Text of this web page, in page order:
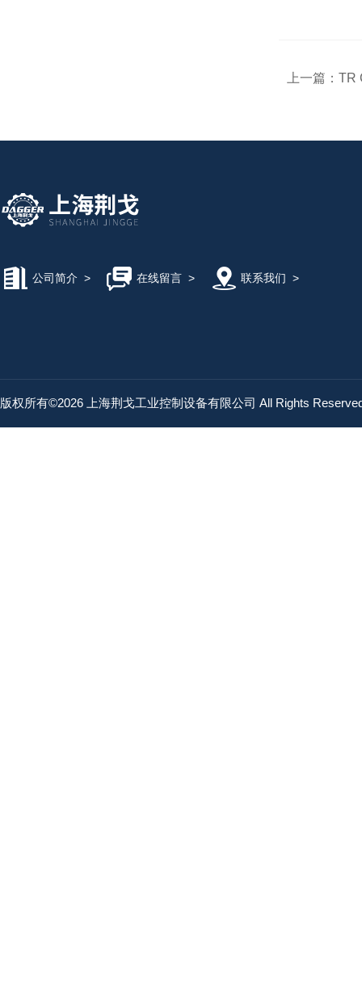
上一篇： TR
公司简介 > 在线留言> 联系我们 >
版权所有©2026 上海荆戈工业控制设备有限公司 All Rights